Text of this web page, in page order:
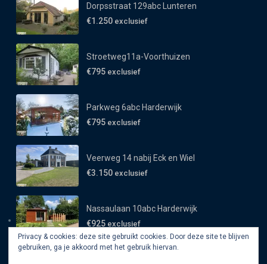
Dorpsstraat 129abc Lunteren
€1.250 exclusief
Stroetweg11a-Voorthuizen
€795 exclusief
Parkweg 6abc Harderwijk
€795 exclusief
Veerweg 14 nabij Eck en Wiel
€3.150 exclusief
Nassaulaan 10abc Harderwijk
€925 exclusief
Privacy & cookies: deze site gebruikt cookies. Door deze site te blijven
gebruiken, ga je akkoord met het gebruik hiervan.